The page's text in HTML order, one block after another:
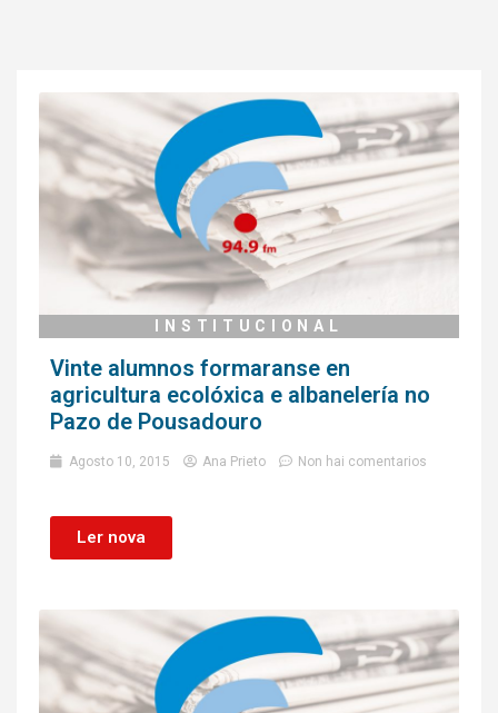
INSTITUCIONAL
Vinte alumnos formaranse en
agricultura ecolóxica e albanelería no
Pazo de Pousadouro
Agosto 10, 2015 Ana Prieto Non hai comentarios
Ler nova